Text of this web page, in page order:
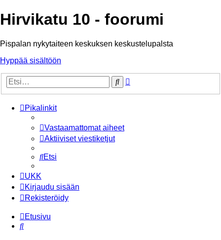
Hirvikatu 10 - foorumi
Pispalan nykytaiteen keskuksen keskustelupalsta
Hyppää sisältöön
Etsi
Pikalinkit
Vastaamattomat aiheet
Aktiiviset viestiketjut
Etsi
UKK
Kirjaudu sisään
Rekisteröidy
Etusivu
Etsi